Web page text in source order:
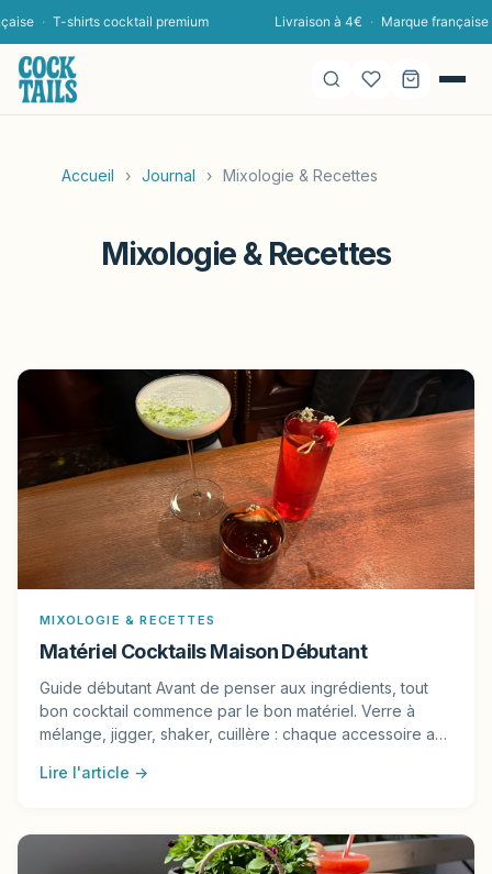
· T-shirts cocktail premium Livraison à 4€ · Marque française · T-
Accueil › Journal › Mixologie & Recettes
Mixologie & Recettes
MIXOLOGIE & RECETTES
Matériel Cocktails Maison Débutant
Guide débutant Avant de penser aux ingrédients, tout
bon cocktail commence par le bon matériel. Verre à
mélange, jigger, shaker, cuillère : chaque accessoire a…
Lire l'article →